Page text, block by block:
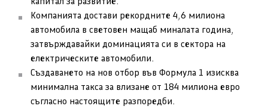
Компанията достави рекордните 4,6 милиона
автомобила в световен мащаб миналата година,
затвърждавайки доминацията си в сектора на
електрическите автомобили.
Създаването на нов отбор във Формула 1 изисква
минимална такса за влизане от 184 милиона евро
съгласно настоящите разпоредби.